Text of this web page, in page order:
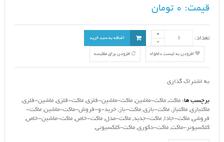
قیمت:
تعداد: اضافه به سبد خرید
افزودن به لیست دلخواه افزودن برای مقایسه
به اشتراک گذاری
برچسب ها: ماکت, ماکت-ماشین, ماکت-ماشین-فلزی, ماکت-فلزی, ماشین-فلزی,
ماکتبازی, ماکتباز , ماکت-بازی, ماکت-باز , خرید-و-فروش-ماکت-ماشین, ماکت-
فروشی, ماکت-جادا, ماکت-جدید, ماکت-مدل, ماکت-خاص, ماکت-ماشین-خاص,
کلکسیونر-ماکت, ماکت-دکوری, ماکت-کلکسیونی,